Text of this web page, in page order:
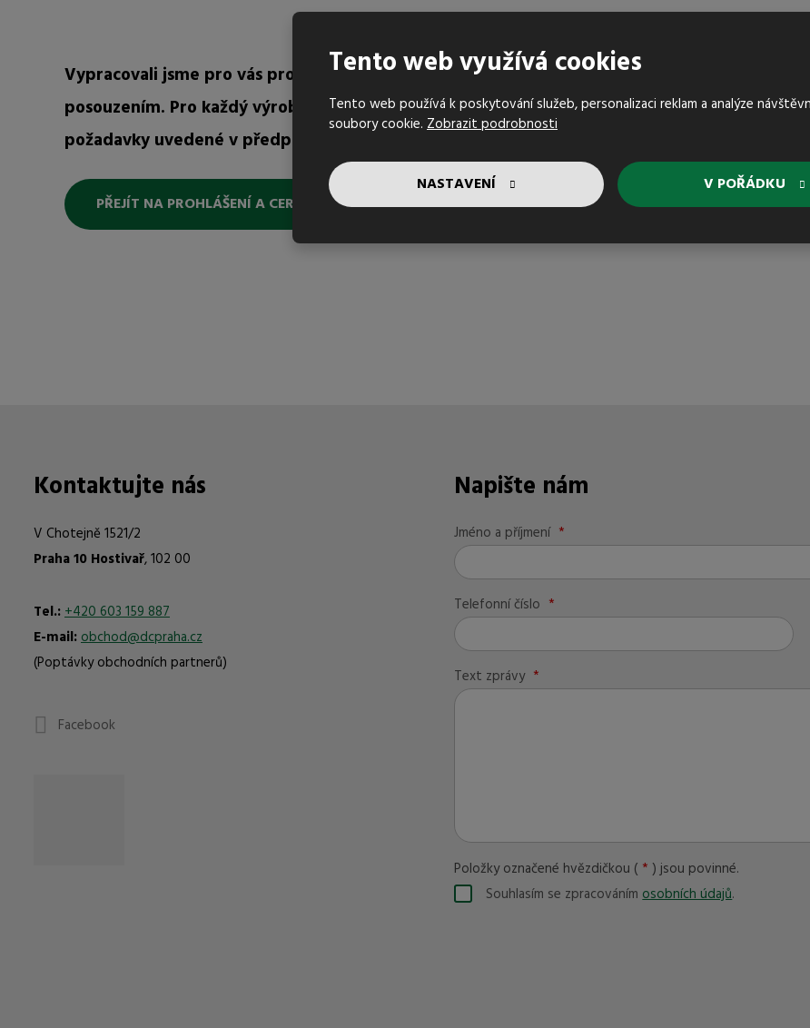
Vypracovali jsme pro vás prohlášení o vlastnostech našich výrobků, které jsou v souladu se
posouzením. Pro každý výrobek máte k dispozici prohlášení o shodě, tedy potvrzení, že
požadavky uvedené v předpisech a technických specifikacích.
PŘEJÍT NA PROHLÁŠENÍ A CERTIFIKÁTY
Kontaktujte nás
V Chotejně 1521/2
Praha 10 Hostivař, 102 00
Tel.:+420 603 159 887
E-mail:obchod@dcpraha.cz
(Poptávky obchodních partnerů)
Facebook
Napište nám
Jméno a příjmení *
Telefonní číslo *
Text zprávy *
Položky označené hvězdičkou ( * ) jsou povinné.
SouhlasímSouhlasím se zpracovánímosobních údajů.
Tento web využívá cookies
Tento web používá k poskytování služeb, personalizaci reklam a analýze
soubory cookie. Zobrazit podrobnosti
NASTAVENÍ V POŘÁDKU